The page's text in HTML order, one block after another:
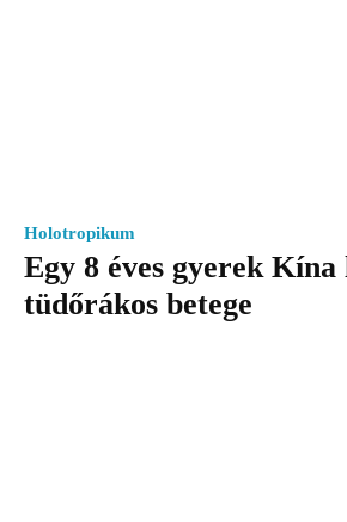
Holotropikum
Egy 8 éves gyerek
tüdőrákos betege